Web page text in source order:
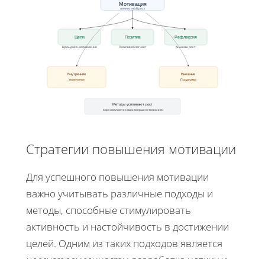
Мотивация
личностный рост
Цели Позитив Рефлексия
Внутренние
Увлечение
Внешние
Поддержка
Цель даёт направление Позитив облегчает Анализ и рост
Методы усиливают рост
вдохновляют к самосовершенствованию
Стратегии повышения мотивации
Для успешного повышения мотивации
важно учитывать различные подходы и
методы, способные стимулировать
активность и настойчивость в достижении
целей. Одним из таких подходов является